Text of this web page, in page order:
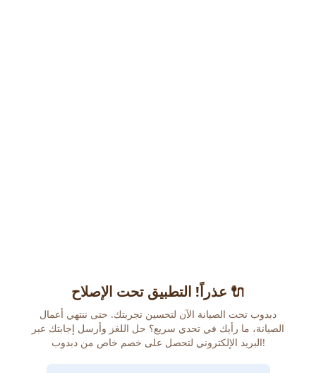
عذراً! التطبيق تحت الإصلاح 🔌
دبدوب تحت الصيانة الآن لتحسين تجربتك. حتى ننتهي أعمال
الصيانة، ما رأيك في تحدي سريع؟ حل اللغز وأرسل إجابتك عبر
البريد الإلكتروني لتحصل على خصم خاص من دبدوب!